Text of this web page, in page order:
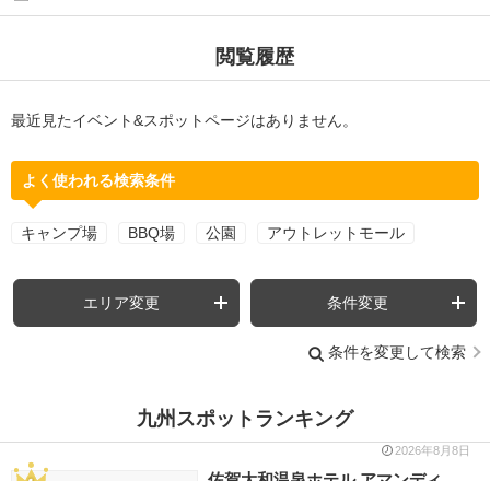
閲覧履歴
最近見たイベント&スポットページはありません。
よく使われる検索条件
キャンプ場 BBQ場 公園 アウトレットモール
エリア変更 条件変更
条件を変更して検索
九州スポットランキング
2026年8月8日